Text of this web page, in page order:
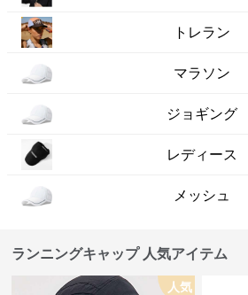
トレラン
マラソン
ジョギング
レディース
メッシュ
ランニングキャップ 人気アイテム
人気